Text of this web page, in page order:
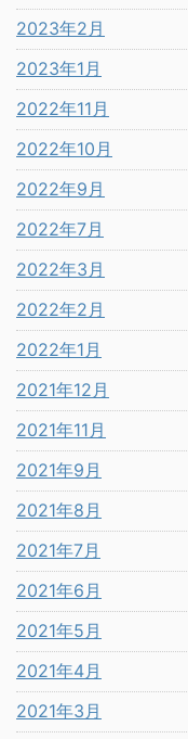
2023年2月
2023年1月
2022年11月
2022年10月
2022年9月
2022年7月
2022年3月
2022年2月
2022年1月
2021年12月
2021年11月
2021年9月
2021年8月
2021年7月
2021年6月
2021年5月
2021年4月
2021年3月